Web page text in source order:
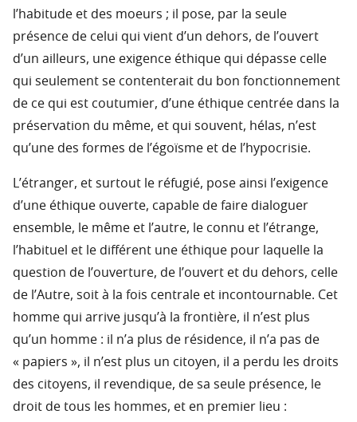
l’habitude et des moeurs ; il pose, par la seule
présence de celui qui vient d’un dehors, de l’ouvert
d’un ailleurs, une exigence éthique qui dépasse celle
qui seulement se contenterait du bon fonctionnement
de ce qui est coutumier, d’une éthique centrée dans la
préservation du même, et qui souvent, hélas, n’est
qu’une des formes de l’égoïsme et de l’hypocrisie.
L’étranger, et surtout le réfugié, pose ainsi l’exigence
d’une éthique ouverte, capable de faire dialoguer
ensemble, le même et l’autre, le connu et l’étrange,
l’habituel et le différent une éthique pour laquelle la
question de l’ouverture, de l’ouvert et du dehors, celle
de l’Autre, soit à la fois centrale et incontournable. Cet
homme qui arrive jusqu’à la frontière, il n’est plus
qu’un homme : il n’a plus de résidence, il n’a pas de
« papiers », il n’est plus un citoyen, il a perdu les droits
des citoyens, il revendique, de sa seule présence, le
droit de tous les hommes, et en premier lieu :